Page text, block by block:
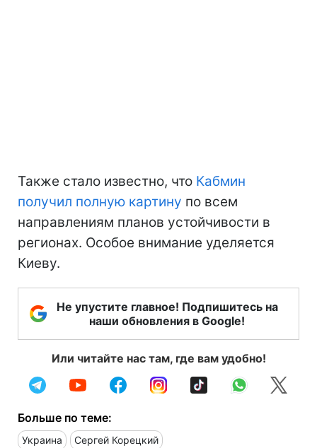
Также стало известно, что Кабмин
получил полную картину по всем
направлениям планов устойчивости в
регионах. Особое внимание уделяется
Киеву.
Не упустите главное! Подпишитесь на
наши обновления в Google!
Или читайте нас там, где вам удобно!
Больше по теме:
Украина Сергей Корецкий